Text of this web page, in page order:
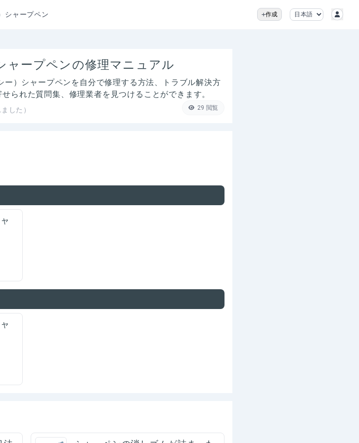
シャープペン 作成
ャープペンの修理マニュアル
ー）シャープペン を自分で修理する方法、トラブル解決方
られた質問集、修理業者を見つけることができます。
した） 29 閲覧